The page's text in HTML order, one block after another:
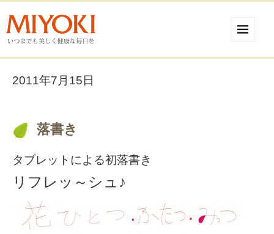
2011年7月15日
落書き
タブレットによる初落書き
リフレッ～シュ♪